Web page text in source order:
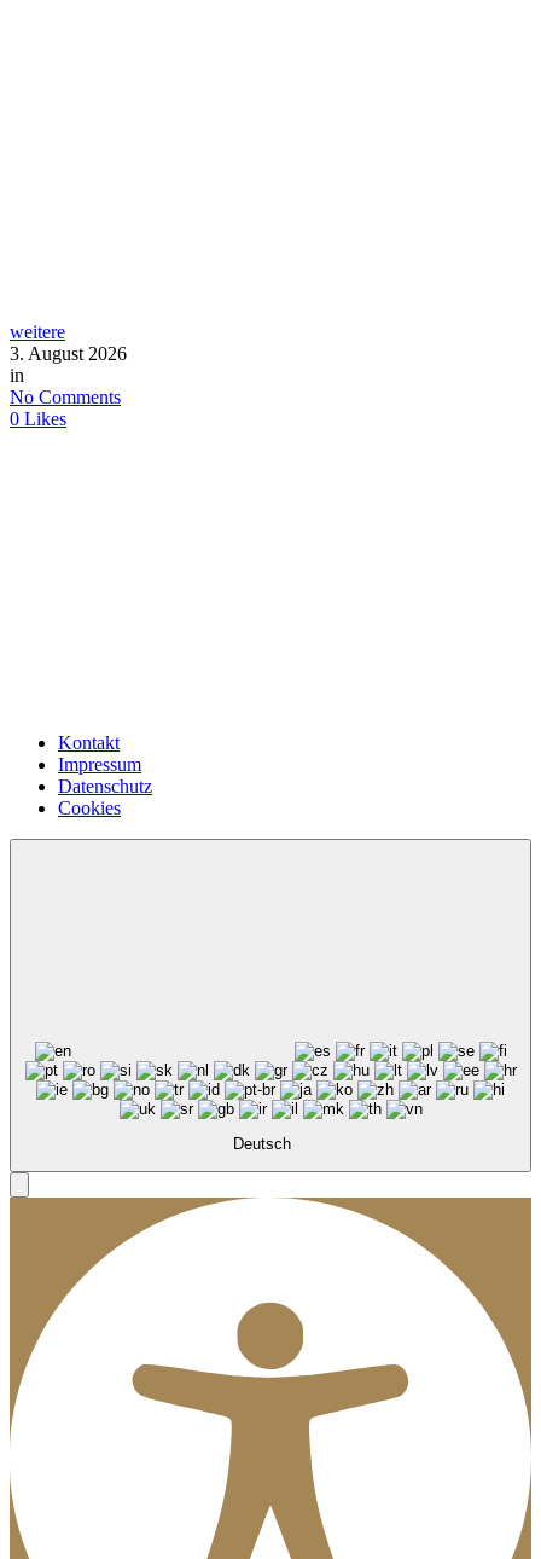
weitere
3. August 2026
in
No Comments
0 Likes
Kontakt
Impressum
Datenschutz
Cookies
Deutsch